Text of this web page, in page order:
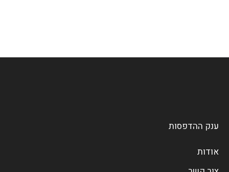
ענק ההדפסות
אודות